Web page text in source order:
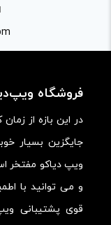
فروشگاه
در این بازه از
جایگزین بسیار
ویپ دیاکو مفتخر
و می توانید با
قوی پشتیبانی